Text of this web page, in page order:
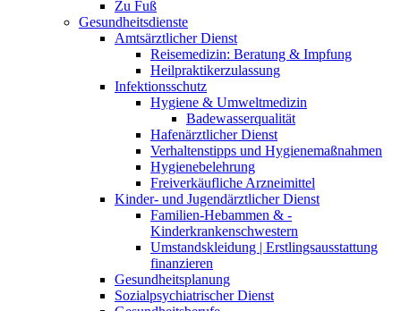
Zu Fuß
Gesundheitsdienste
Amtsärztlicher Dienst
Reisemedizin: Beratung & Impfung
Heilpraktikerzulassung
Infektionsschutz
Hygiene & Umweltmedizin
Badewasserqualität
Hafenärztlicher Dienst
Verhaltenstipps und Hygienemaßnahmen
Hygienebelehrung
Freiverkäufliche Arzneimittel
Kinder- und Jugendärztlicher Dienst
Familien-Hebammen & -
Kinderkrankenschwestern
Umstandskleidung | Erstlingsausstattung
finanzieren
Gesundheitsplanung
Sozialpsychiatrischer Dienst